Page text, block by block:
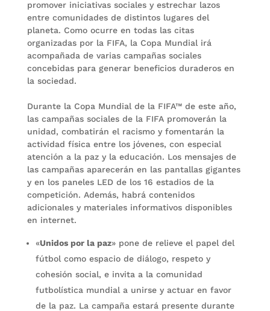
promover iniciativas sociales y estrechar lazos
entre comunidades de distintos lugares del
planeta. Como ocurre en todas las citas
organizadas por la FIFA, la Copa Mundial irá
acompañada de varias campañas sociales
concebidas para generar beneficios duraderos en
la sociedad.
Durante la Copa Mundial de la FIFA™ de este año,
las campañas sociales de la FIFA promoverán la
unidad, combatirán el racismo y fomentarán la
actividad física entre los jóvenes, con especial
atención a la paz y la educación. Los mensajes de
las campañas aparecerán en las pantallas gigantes
y en los paneles LED de los 16 estadios de la
competición. Además, habrá contenidos
adicionales y materiales informativos disponibles
en internet.
«Unidos por la paz» pone de relieve el papel del
fútbol como espacio de diálogo, respeto y
cohesión social, e invita a la comunidad
futbolística mundial a unirse y actuar en favor
de la paz. La campaña estará presente durante